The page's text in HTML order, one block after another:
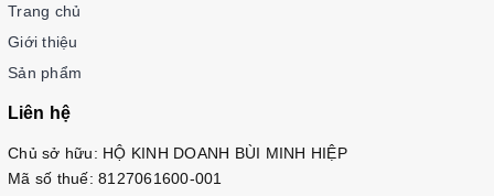
Trang chủ
Giới thiệu
Sản phẩm
Liên hệ
Chủ sở hữu: HỘ KINH DOANH BÙI MINH HIỆP
Mã số thuế: 8127061600-001